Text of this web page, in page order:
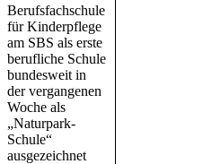
Berufsfachschule
für Kinderpflege
am SBS als erste
berufliche Schule
bundesweit in
der vergangenen
Woche als
„Naturpark-
Schule“
ausgezeichnet